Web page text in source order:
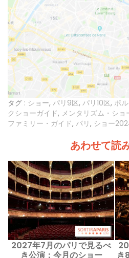
タグ : ショー, パリ9区, パリ10区, ポ
クショーガイド, メンタリズム・ショ
ファミリー・ガイド, パリ, ショー
あわせて読
2027年7月のパリで見るべ
き公演：今月のショー
き